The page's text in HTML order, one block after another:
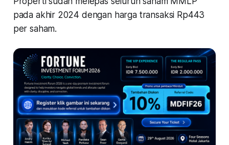
pada akhir 2024 dengan harga transaksi Rp443
per saham.